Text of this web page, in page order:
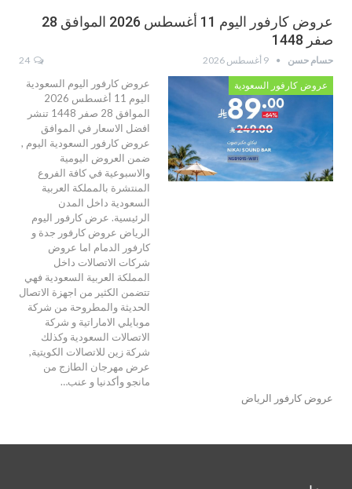
عروض كارفور اليوم 11 أغسطس 2026 الموافق 28
صفر 1448
حسام حسن 9 أغسطس 2026
عروض كارفور السعودية
عروض كارفور اليوم السعودية
اليوم 11 أغسطس 2026
الموافق 28 صفر 1448 تنشر
افضل الاسعار في الموافق
عروض كارفور السعودية اليوم ,
ضمن العروض اليومية
والاسبوعية في كافة الفروع
المنتشرة بالمملكة العربية
السعودية داخل المدن
الرئيسية. عرض كارفور اليوم
الرياض عروض كارفور جدة و
كارفور الدمام اما عروض
شركات الاتصالات داخل
المملكة العربية السعودية فهي
تتضمن الكثير من اجهزة الاتصال
الحديثة والمطروحة من شركة
موبايلي الاماراتية و شركة
الاتصالات السعودية وكذلك
شركة زين للاتصالات الكويتية,
عرض مهرجان الطازج من
مانجو وأكدنيا و عنب…
عروض كارفور الرياض